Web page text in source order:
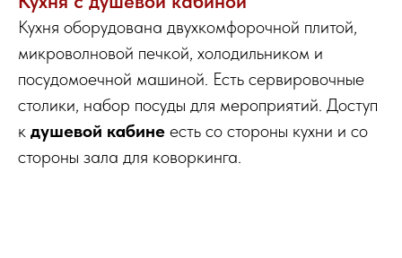
Кухня оборудована двухкомфорочной плитой,
микроволновой печкой, холодильником и
посудомоечной машиной. Есть сервировочные
столики, набор посуды для мероприятий. Доступ
к душевой кабине есть со стороны кухни и со
стороны зала для коворкинга.